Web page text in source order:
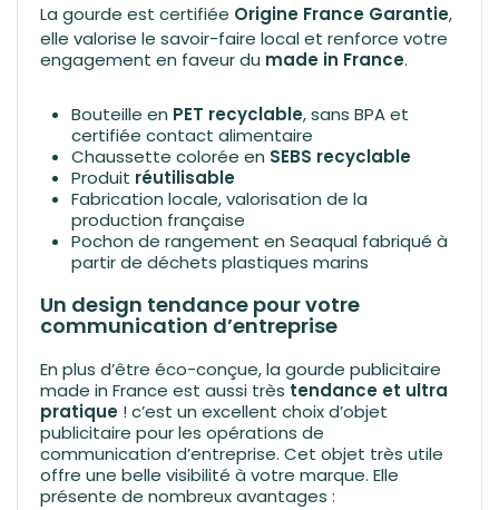
La gourde est certifiée Origine France Garantie,
elle valorise le savoir-faire local et renforce votre
engagement en faveur du made in France.
Bouteille en PET recyclable, sans BPA et
certifiée contact alimentaire
Chaussette colorée en SEBS recyclable
Produit réutilisable
Fabrication locale, valorisation de la
production française
Pochon de rangement en Seaqual fabriqué à
partir de déchets plastiques marins
Un design tendance pour votre
communication d’entreprise
En plus d’être éco-conçue, la gourde publicitaire
made in France est aussi très tendance et ultra
pratique ! c’est un excellent choix d’objet
publicitaire pour les opérations de
communication d’entreprise. Cet objet très utile
offre une belle visibilité à votre marque. Elle
présente de nombreux avantages :